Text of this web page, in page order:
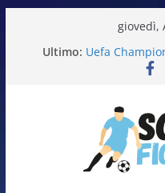
giovedì,
Ultimo: Uefa
Fifa World
Calciatori